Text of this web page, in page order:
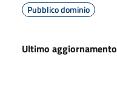
Pubblico dominio
Ultimo aggiornamento